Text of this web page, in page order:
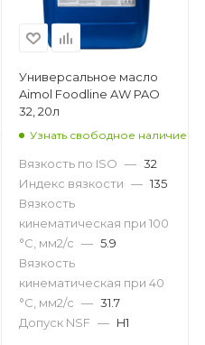
Универсальное масло
Aimol Foodline AW PAO
32, 20л
Узнать свободное наличие
Вязкость по ISO — 32
Индекс вязкости — 135
Вязкость
кинематическая при 100
°С, мм2/с — 5.9
Вязкость
кинематическая при 40
°С, мм2/с — 31.7
Допуск NSF — H1